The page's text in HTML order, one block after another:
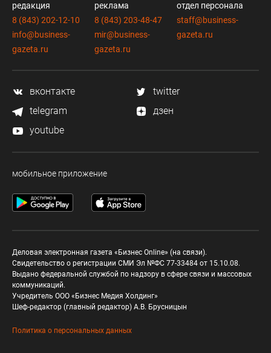
редакция
8 (843) 202-12-10
info@business-
gazeta.ru
реклама
8 (843) 203-48-47
mir@business-
gazeta.ru
отдел персонала
staff@business-
gazeta.ru
вконтакте
twitter
telegram
дзен
youtube
мобильное приложение
Деловая электронная газета «Бизнес Online» (на связи).
Свидетельство о регистрации СМИ Эл №ФС 77-33484 от 15.10.08.
Выдано федеральной службой по надзору в сфере связи и массовых
коммуникаций.
Учредитель ООО «Бизнес Медия Холдинг»
Шеф-редактор (главный редактор) А.В. Брусницын
Политика о персональных данных